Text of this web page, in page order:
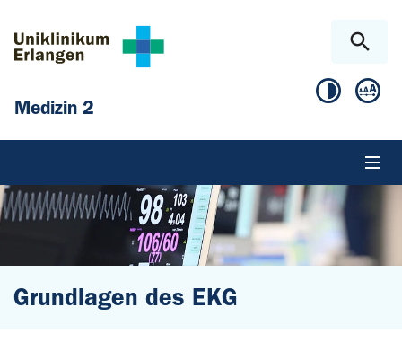
Medizin 2
Grundlagen des EKG